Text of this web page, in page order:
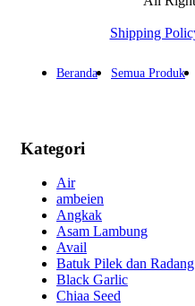
Shipping
Beranda Semua Produk
Kategori
Air
ambeien
Angkak
Asam Lambung
Avail
Batuk Pilek dan
Black Garlic
Chiaa Seed